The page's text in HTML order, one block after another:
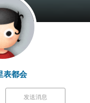
表都会
发送消息